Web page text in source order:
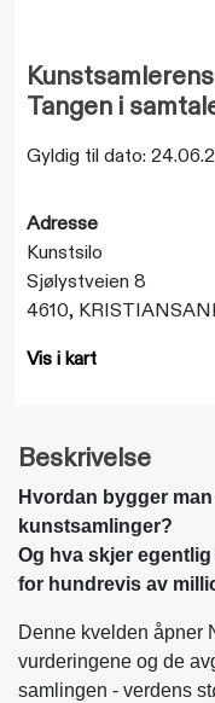
Tangen i
Gyldig til dato:
Adresse
Kunstsilo
Sjølystveien 8
4610,
Vis i kart
Beskrivelse
Hvordan bygger
kunstsamlinger?
Og hva skjer
for hundrevis av
Denne kvelden åpner
vurderingene og de
samlingen - verdens